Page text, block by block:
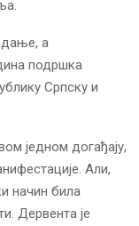
а
подршка
Српску и
једном догађају,
Али,
начин била
Дервента је